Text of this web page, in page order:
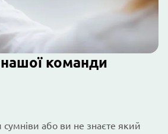
команди
або ви не знаєте який